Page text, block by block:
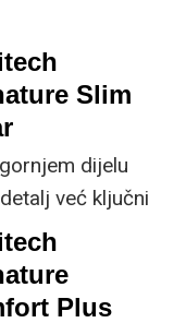
svakommožete
uštedjeti pri
Slim
dijelu
već ključni
jer koristi
svjetla za
Plus